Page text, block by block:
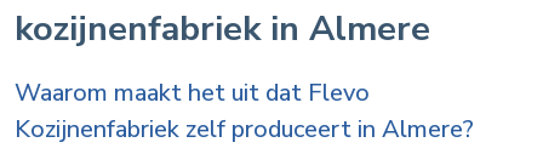
kozijnenfabriek in Almere
Waarom maakt het uit dat Flevo
Kozijnenfabriek zelf produceert in Almere?